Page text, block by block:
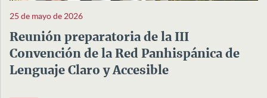
25 de mayo de 2026
Reunión preparatoria de la III
Convención de la Red Panhispánica de
Lenguaje Claro y Accesible